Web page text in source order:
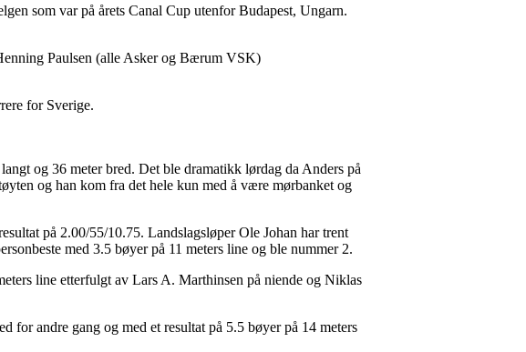
som var på årets Canal Cup utenfor Budapest, Ungarn.
Paulsen (alle Asker og Bærum VSK)
for Sverige.
og 36 meter bred. Det ble dramatikk lørdag da Anders på
og han kom fra det hele kun med å være mørbanket og
på 2.00/55/10.75. Landslagsløper Ole Johan har trent
med 3.5 bøyer på 11 meters line og ble nummer 2.
line etterfulgt av Lars A. Marthinsen på niende og Niklas
for andre gang og med et resultat på 5.5 bøyer på 14 meters